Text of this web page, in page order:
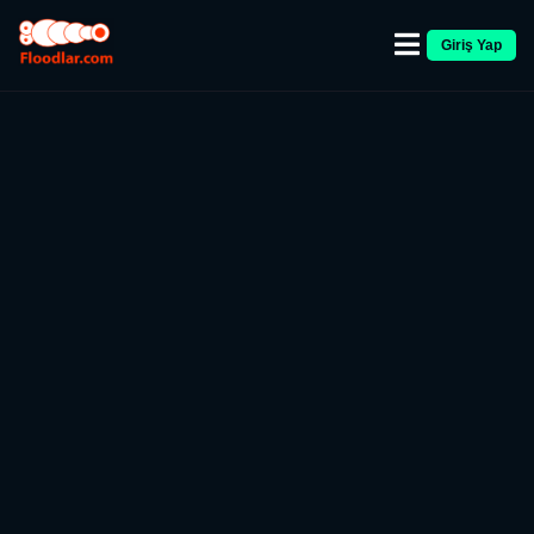
Giriş Yap